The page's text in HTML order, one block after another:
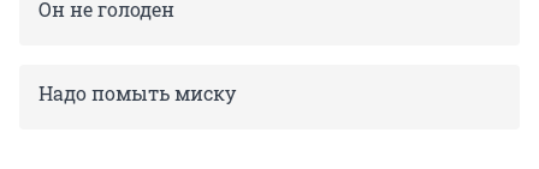
Он не голоден
Надо помыть миску